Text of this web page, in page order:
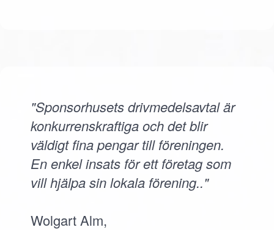
"Sponsorhusets drivmedelsavtal är
konkurrenskraftiga och det blir
väldigt fina pengar till föreningen.
En enkel insats för ett företag som
vill hjälpa sin lokala förening.."
Wolgart Alm,